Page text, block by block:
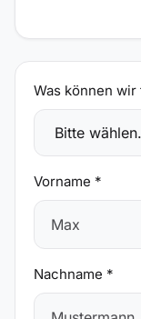
Was können
Vorname *
Nachname *